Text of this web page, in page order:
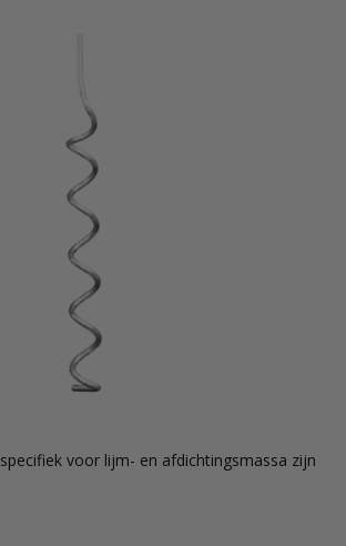
specifiek voor lijm- en afdichtingsmassa zijn